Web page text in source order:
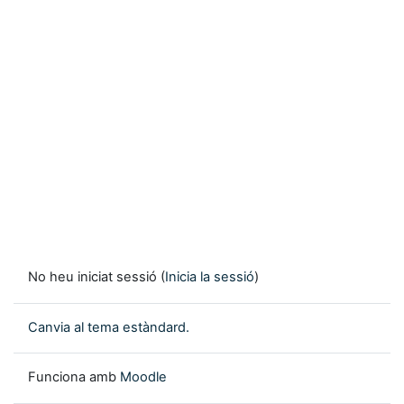
No heu iniciat sessió (Inicia la sessió)
Canvia al tema estàndard.
Funciona amb Moodle